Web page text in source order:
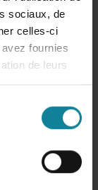
sociaux, de
celles-ci
fournies
de leurs
du jeu !